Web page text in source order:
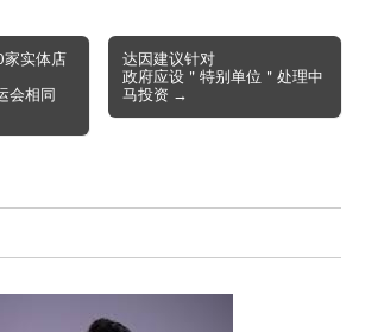
实体店
会相同
达因建议针对
政府应设＂特别单位＂处理中
马投资 →